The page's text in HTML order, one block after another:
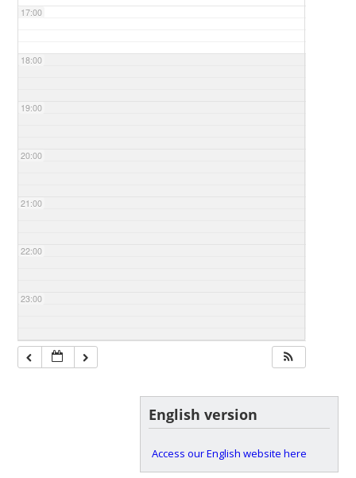
17:00
18:00
19:00
20:00
21:00
22:00
23:00
English version
Access our English website here